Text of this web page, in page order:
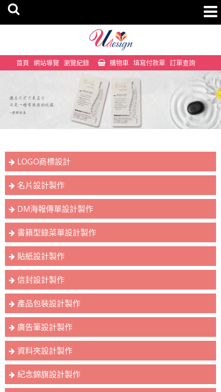
首頁 網站導覽 瀏覽紀錄 購物車 填寫付款單 訂單查詢
LOGO商標設計
名片設計製作
DM海報傳單設計製作
書籍型錄菜單設計製作
貼紙設計製作
信封設計製作
產品包裝設計製作
廣告筆設計製作
資料夾設計製作
紀念錦旗設計製作